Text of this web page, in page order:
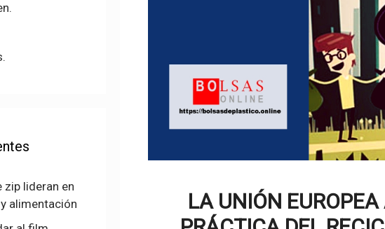
LA UNIÓN
zip lideran en
alimentación